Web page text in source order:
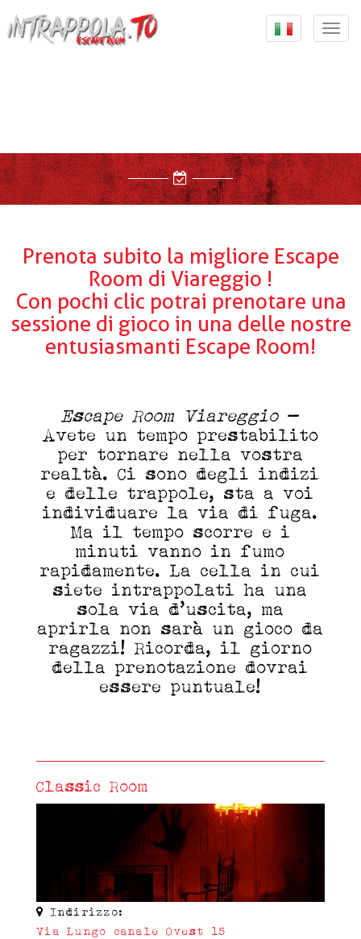
"Organization", "url": "https://intrappola.to", "logo":
"https://intrappola.to/assets/img/
Prenota subito la migliore Escape
Room di Viareggio !
Con pochi clic potrai prenotare una
sessione di gioco in una delle nostre
entusiasmanti Escape Room!
Escape Room Viareggio-
Avete un tempo prestabilito
per tornare nella vostra
realtà. Ci sono degli indizi
e delle trappole, sta a voi
individuare la via di fuga.
Ma il tempo scorre e i
minuti vanno in fumo
rapidamente. La cella in cui
siete intrappolati ha una
sola via d’uscita, ma
aprirla non sarà un gioco da
ragazzi! Ricorda, il giorno
della prenotazione dovrai
essere puntuale!
Classic Room
Indirizzo:
Via Lungo canale Ovest 15